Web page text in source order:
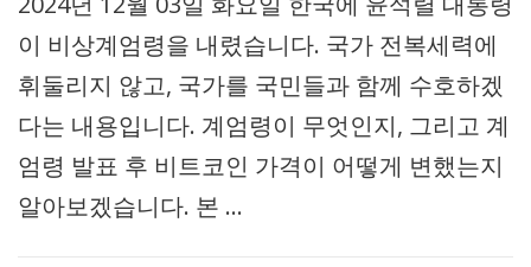
이 비상계엄령을 내렸습니다. 국가 전복세력에
휘둘리지 않고, 국가를 국민들과 함께 수호하겠
다는 내용입니다. 계엄령이 무엇인지, 그리고 계
엄령 발표 후 비트코인 가격이 어떻게 변했는지
알아보겠습니다. 본 …